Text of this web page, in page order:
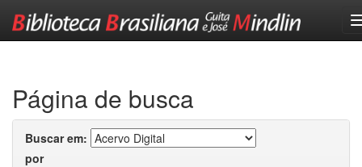
Página de busca
Buscar em:
por